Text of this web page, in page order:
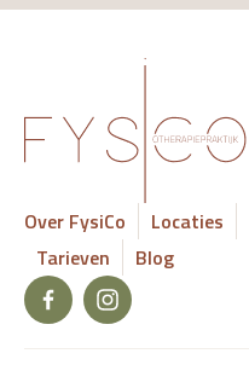
Over FysiCo Locaties
Tarieven
Blog